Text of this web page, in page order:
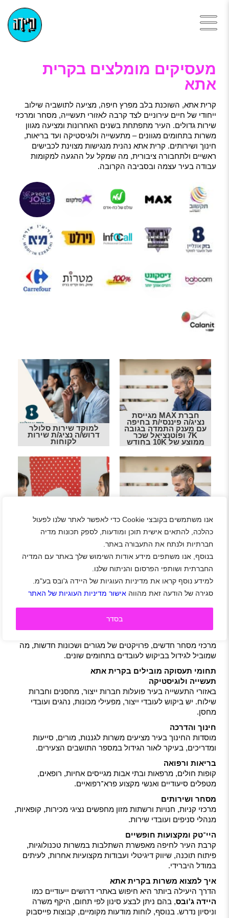
אנו משתמשים בקובצי Cookie כדי לאפשר לאתר שלנו לפעול
כהלכה, להתאים אישית תוכן ומודעות, לספק תכונות מדיה
חברתיות ולנתח את התעבורה באתר.
בנוסף, אנו משתפים מידע אודות השימוש שלך באתר עם המדיה
החברתית ושותפי הפרסום והניתוח שלנו.
למידע נוסף קראו את מדיניות העוגיות של היידה ג'ובס בע"מ.
סגירה של הודעה זאת מהווה אישור מדיניות העוגיות של האתר
בסדר
מעסיקים מומלצים בקרית
אתא
קרית אתא, השוכנת בלב מפרץ חיפה, מציעה לתושביה שילוב
ייחודי של חיים עירוניים לצד קרבה לאזורי תעשייה, מסחר ומרכזי
שירות גדולים. העיר מתפתחת בשנים האחרונות ומציעה מגוון
משרות בתחומים מגוונים – מתעשייה ולוגיסטיקה ועד בריאות,
חינוך ושירותים. קרית אתא נהנית מנגישות מצוינת לכבישים
ראשיים ולתחבורה ציבורית, מה שמקל על ההגעה למקומות
עבודה בעיר עצמה ובסביבה הקרובה.
חברת MAX מגייסת
נציג/ה פיננסי/ת בחיפה
עם מענק התמדה בגובה
7K ופוטנציאל שכר
ממוצע של 10K בחודש
למוקד שירות סלולר
דרוש/ה נציג/ת שירות
לקוחות
דרוש/ה נציג/ה פיננסי ל
MAX בצפון מענק 7K
מקס מחפשים נציג/ה
פיננסי/ת למוקד אישורים
וחסימות בצפון מענק 7K
יתרונות העבודה בקרית אתא
עבודה בקרית אתא מאפשרת ליהנות מסביבה קהילתית וחמה
יחד עם קרבה למוקדי תעסוקה משמעותיים כמו חיפה, הקריות
שמאפשר לעובדים לשלב בין קריירה מספקת לבין איכות חיים
מרכזי מסחר חדשים, פרויקטים של מגורים ושכונות חדשות, מה
שמוביל לגידול בביקוש לעובדים בתחומים שונים.
תחומי תעסוקה מובילים בקרית אתא
תעשייה ולוגיסטיקה
באזורי התעשייה בעיר פועלות חברות ייצור, מחסנים וחברות
שילוח. יש ביקוש לעובדי ייצור, מפעילי מכונות, נהגים ועובדי
מחסן.
חינוך והדרכה
מוסדות החינוך בעיר מציעים משרות לגננות, מורים, סייעות
ומדריכים, בעיקר לאור הגידול במספר התושבים הצעירים.
בריאות ורפואה
קופות חולים, מרפאות ובתי אבות מגייסים אחיות, רופאים,
מטפלים סיעודיים ואנשי מקצוע פרא־רפואיים.
מסחר ושירותים
מרכזי קניות, חנויות ורשתות מזון מחפשים נציגי מכירות, קופאיות,
מנהלי סניפים ועובדי שירות.
היי־טק ומקצועות חופשיים
קרבת העיר לחיפה מאפשרת השתלבות במשרות טכנולוגיות,
פיתוח תוכנה, שיווק דיגיטלי ועבודות מקצועיות אחרות, לעיתים
במודל היברידי.
איך למצוא משרות בקרית אתא
הדרך היעילה ביותר היא חיפוש באתרי דרושים ייעודיים כמו
היידה ג'ובס, בהם ניתן לבצע סינון לפי תחום, היקף משרה
וניסיון נדרש. בנוסף, לוחות מודעות מקומיים, קבוצות פייסבוק